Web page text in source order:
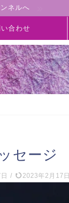
ネルへ
合わせ
セージ
/ 2023年2月17日